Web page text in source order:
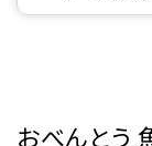
おべんとう